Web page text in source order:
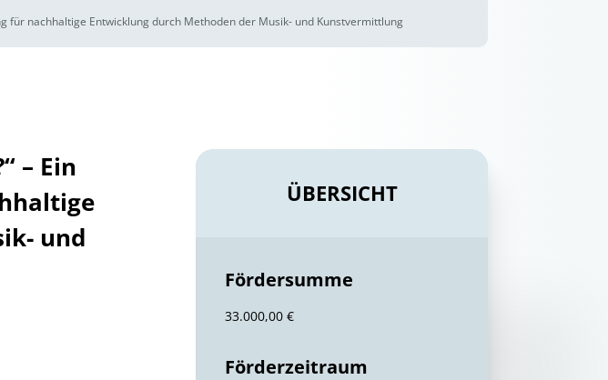
für nachhaltige Entwicklung durch Methoden der Musik- und Kunstvermittlung
– Ein
und
ÜBERSICHT
Fördersumme
33.000,00 €
Förderzeitraum